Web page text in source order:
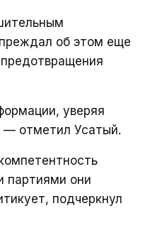
об этом еще
уверяя
— отметил Усатый.
партиями они
подчеркнул